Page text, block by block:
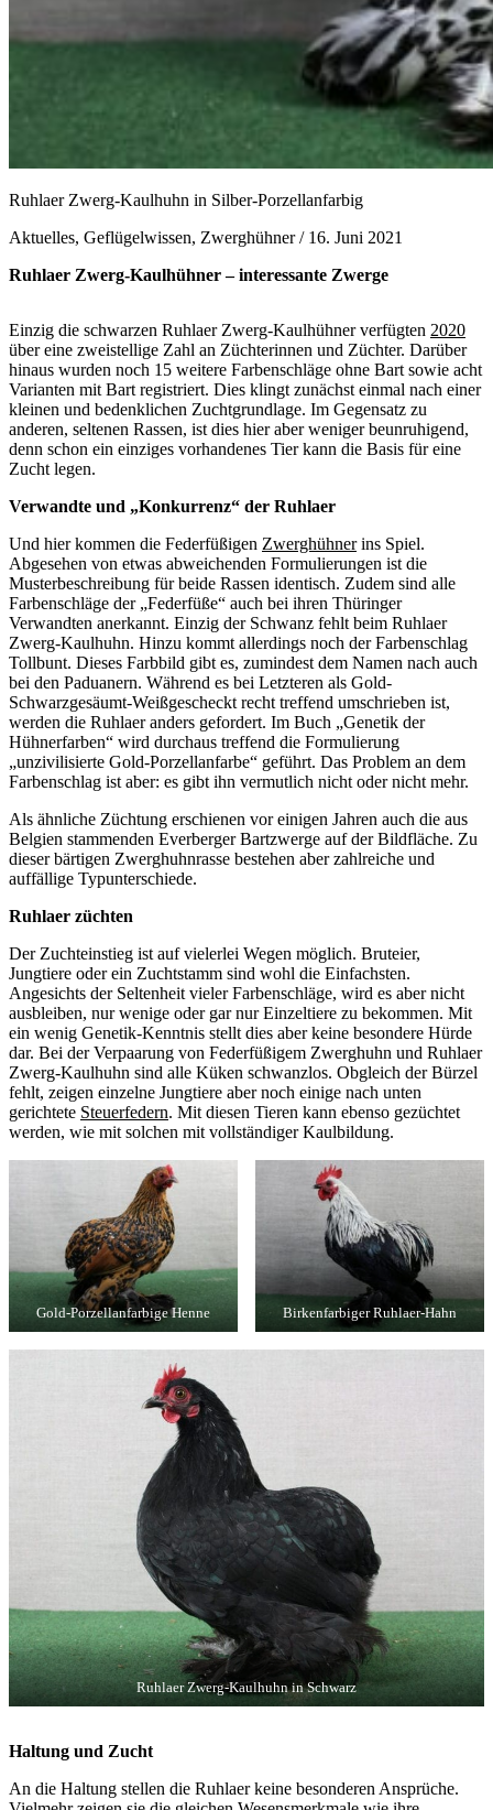
Ruhlaer Zwerg-Kaulhuhn in Silber-Porzellanfarbig
Aktuelles, Geflügelwissen, Zwerghühner / 16. Juni 2021
Ruhlaer Zwerg-Kaulhühner – interessante Zwerge
Einzig die schwarzen Ruhlaer Zwerg-Kaulhühner verfügten 2020
über eine zweistellige Zahl an Züchterinnen und Züchter. Darüber
hinaus wurden noch 15 weitere Farbenschläge ohne Bart sowie acht
Varianten mit Bart registriert. Dies klingt zunächst einmal nach einer
kleinen und bedenklichen Zuchtgrundlage. Im Gegensatz zu
anderen, seltenen Rassen, ist dies hier aber weniger beunruhigend,
denn schon ein einziges vorhandenes Tier kann die Basis für eine
Zucht legen.
Verwandte und „Konkurrenz“ der Ruhlaer
Und hier kommen die Federfüßigen Zwerghühnerins Spiel.
Abgesehen von etwas abweichenden Formulierungen ist die
Musterbeschreibung für beide Rassen identisch. Zudem sind alle
Farbenschläge der „Federfüße“ auch bei ihren Thüringer
Verwandten anerkannt. Einzig der Schwanz fehlt beim Ruhlaer
Zwerg-Kaulhuhn. Hinzu kommt allerdings noch der Farbenschlag
Tollbunt. Dieses Farbbild gibt es, zumindest dem Namen nach auch
bei den Paduanern. Während es bei Letzteren als Gold-
Schwarzgesäumt-Weißgescheckt recht treffend umschrieben ist,
werden die Ruhlaer anders gefordert. Im Buch „Genetik der
Hühnerfarben“ wird durchaus treffend die Formulierung
„unzivilisierte Gold-Porzellanfarbe“ geführt. Das Problem an dem
Farbenschlag ist aber: es gibt ihn vermutlich nicht oder nicht mehr.
Als ähnliche Züchtung erschienen vor einigen Jahren auch die aus
Belgien stammenden Everberger Bartzwerge auf der Bildfläche. Zu
dieser bärtigen Zwerghuhnrasse bestehen aber zahlreiche und
auffällige Typunterschiede.
Ruhlaer züchten
Der Zuchteinstieg ist auf vielerlei Wegen möglich. Bruteier,
Jungtiere oder ein Zuchtstamm sind wohl die Einfachsten.
Angesichts der Seltenheit vieler Farbenschläge, wird es aber nicht
ausbleiben, nur wenige oder gar nur Einzeltiere zu bekommen. Mit
ein wenig Genetik-Kenntnis stellt dies aber keine besondere Hürde
dar. Bei der Verpaarung von Federfüßigem Zwerghuhn und Ruhlaer
Zwerg-Kaulhuhn sind alle Küken schwanzlos. Obgleich der Bürzel
fehlt, zeigen einzelne Jungtiere aber noch einige nach unten
gerichtete Steuerfedern. Mit diesen Tieren kann ebenso gezüchtet
werden, wie mit solchen mit vollständiger Kaulbildung.
Gold-Porzellanfarbige Henne Birkenfarbiger Ruhlaer-Hahn
Ruhlaer Zwerg-Kaulhuhn in Schwarz
Haltung und Zucht
An die Haltung stellen die Ruhlaer keine besonderen Ansprüche.